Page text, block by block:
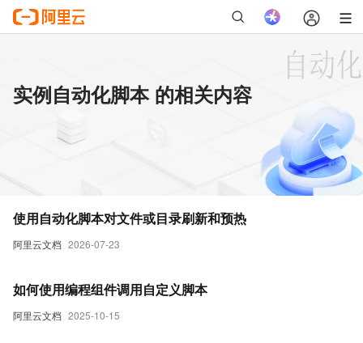
实例自动化脚本 的相关内容
阿里云文档 2026-07-23
使用自动化脚本对文件或目录刷新和预热
阿里云文档 2025-10-15
如何使用编程组件调用自定义脚本